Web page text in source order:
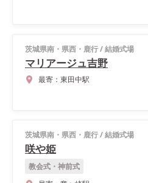
茨城県南・県西・鹿行/結婚式場
マリアージュ吉野
最寄： 東田中駅
茨城県南・県西・鹿行/結婚式場
咲や姫
教会式・神前式